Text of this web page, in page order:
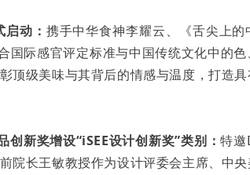
动： 携手中华食神李耀云、《舌尖上
际感官评定标准与中国传统文化中的色
顶级美味与其背后的情感与温度，打造
创新奖增设“iSEE设计创新奖”类别：特邀
院⻓王敏教授作为设计评委会主席、中